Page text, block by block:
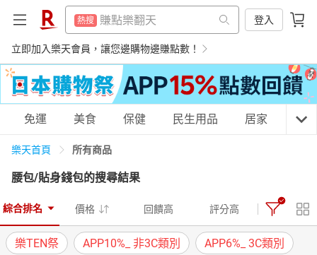
熱搜 賺點樂翻天
熱搜 防颱專區
熱搜 吹風機
熱搜 床架
點數10%
熱搜 熱門飯店推薦
登入
立即加入樂天會員，讓您邊購物邊賺點數！
熱搜 防颱專區
吹風機
熱搜 床架
熱搜 電子閱讀器
熱搜 平板電腦
熱搜 微波爐
熱搜 點數10%
熱搜 熱門飯店推薦
購物網分類
居家生活 3C家電 運動休閒 親子玩具
免運 美食 保健 民生用品 居家 3C
樂天首頁 所有商品
腰包/貼身錢包的搜尋結果
綜合排名 價格 回饋高 評分高
樂TEN祭 APP10%_ 非3C類別 APP6%_ 3C類別